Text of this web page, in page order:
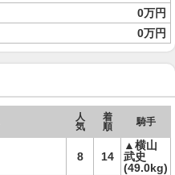
0万円
0万円
人
気
着
順
騎手
8 14
▲横山
武史
(49.0kg)